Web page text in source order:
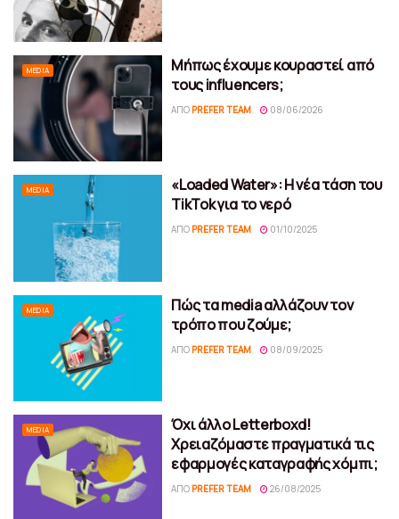
MEDIA
Μήπως έχουμε κουραστεί από
τους influencers;
ΑΠΌ PREFER TEAM 08/06/2026
MEDIA
«Loaded Water»: Η νέα τάση του
TikTok για το νερό
ΑΠΌ PREFER TEAM 01/10/2025
MEDIA
Πώς τα media αλλάζουν τον
τρόπο που ζούμε;
ΑΠΌ PREFER TEAM 08/09/2025
MEDIA
Όχι άλλο Letterboxd!
Χρειαζόμαστε πραγματικά τις
εφαρμογές καταγραφής χόμπι;
ΑΠΌ PREFER TEAM 26/08/2025